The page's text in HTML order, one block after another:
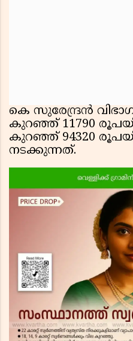
കെ സുരേന്ദ്രന്‍
കുറഞ്ഞ് 11790
കുറഞ്ഞ് 94320
നടക്കുന്നത്.